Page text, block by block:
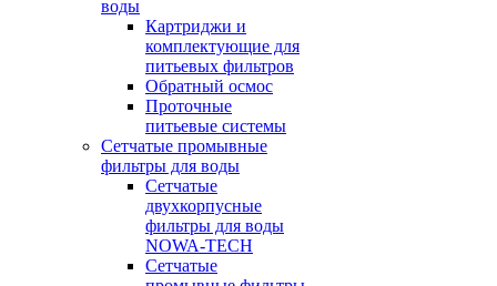
воды
Картриджи и
комплектующие для
питьевых фильтров
Обратный осмос
Проточные
питьевые системы
Сетчатые промывные
фильтры для воды
Сетчатые
двухкорпусные
фильтры для воды
NOWA-TECH
Сетчатые